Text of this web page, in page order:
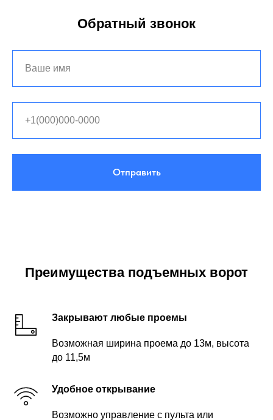
Обратный звонок
Отправить
Преимущества подъемных ворот
Закрывают любые проемы
Возможная ширина проема до 13м, высота
до 11,5м
Удобное открывание
Возможно управление с пульта или